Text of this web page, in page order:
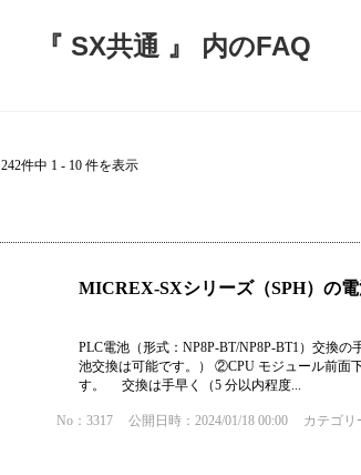
セミナー・研修情報
『 SX共通 』 内のFAQ
242件中 1 - 10 件を表示
MICREX-SXシリーズ（SPH）の電
PLC電池（形式：NP8P-BT/NP8P-BT1）交換
池交換は可能です。） ②CPU モジュール前面
す。 交換は手早く（5 分以内程度...
No：3317 公開日時：2024/01/18 00:00 カテゴリ